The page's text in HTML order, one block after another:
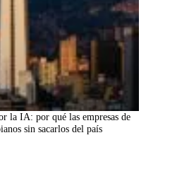
la IA: por qué las empresas de
sin sacarlos del país